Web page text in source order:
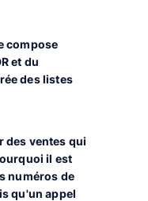
compose
et du
des listes
des ventes qui
il est
numéros de
qu'un appel